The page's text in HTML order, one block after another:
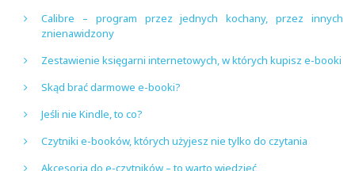
Calibre – program przez jednych kochany, przez innych
znienawidzony
Zestawienie księgarni internetowych, w których kupisz e-booki
Skąd brać darmowe e-booki?
Jeśli nie Kindle, to co?
Czytniki e-booków, których użyjesz nie tylko do czytania
Akcesoria do e-czytników – to warto wiedzieć